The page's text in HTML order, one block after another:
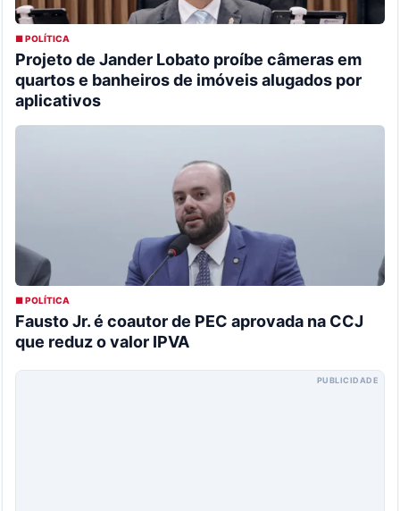
■ POLÍTICA
Projeto de Jander Lobato proíbe câmeras em
quartos e banheiros de imóveis alugados por
aplicativos
■ POLÍTICA
Fausto Jr. é coautor de PEC aprovada na CCJ
que reduz o valor IPVA
PUBLICIDADE